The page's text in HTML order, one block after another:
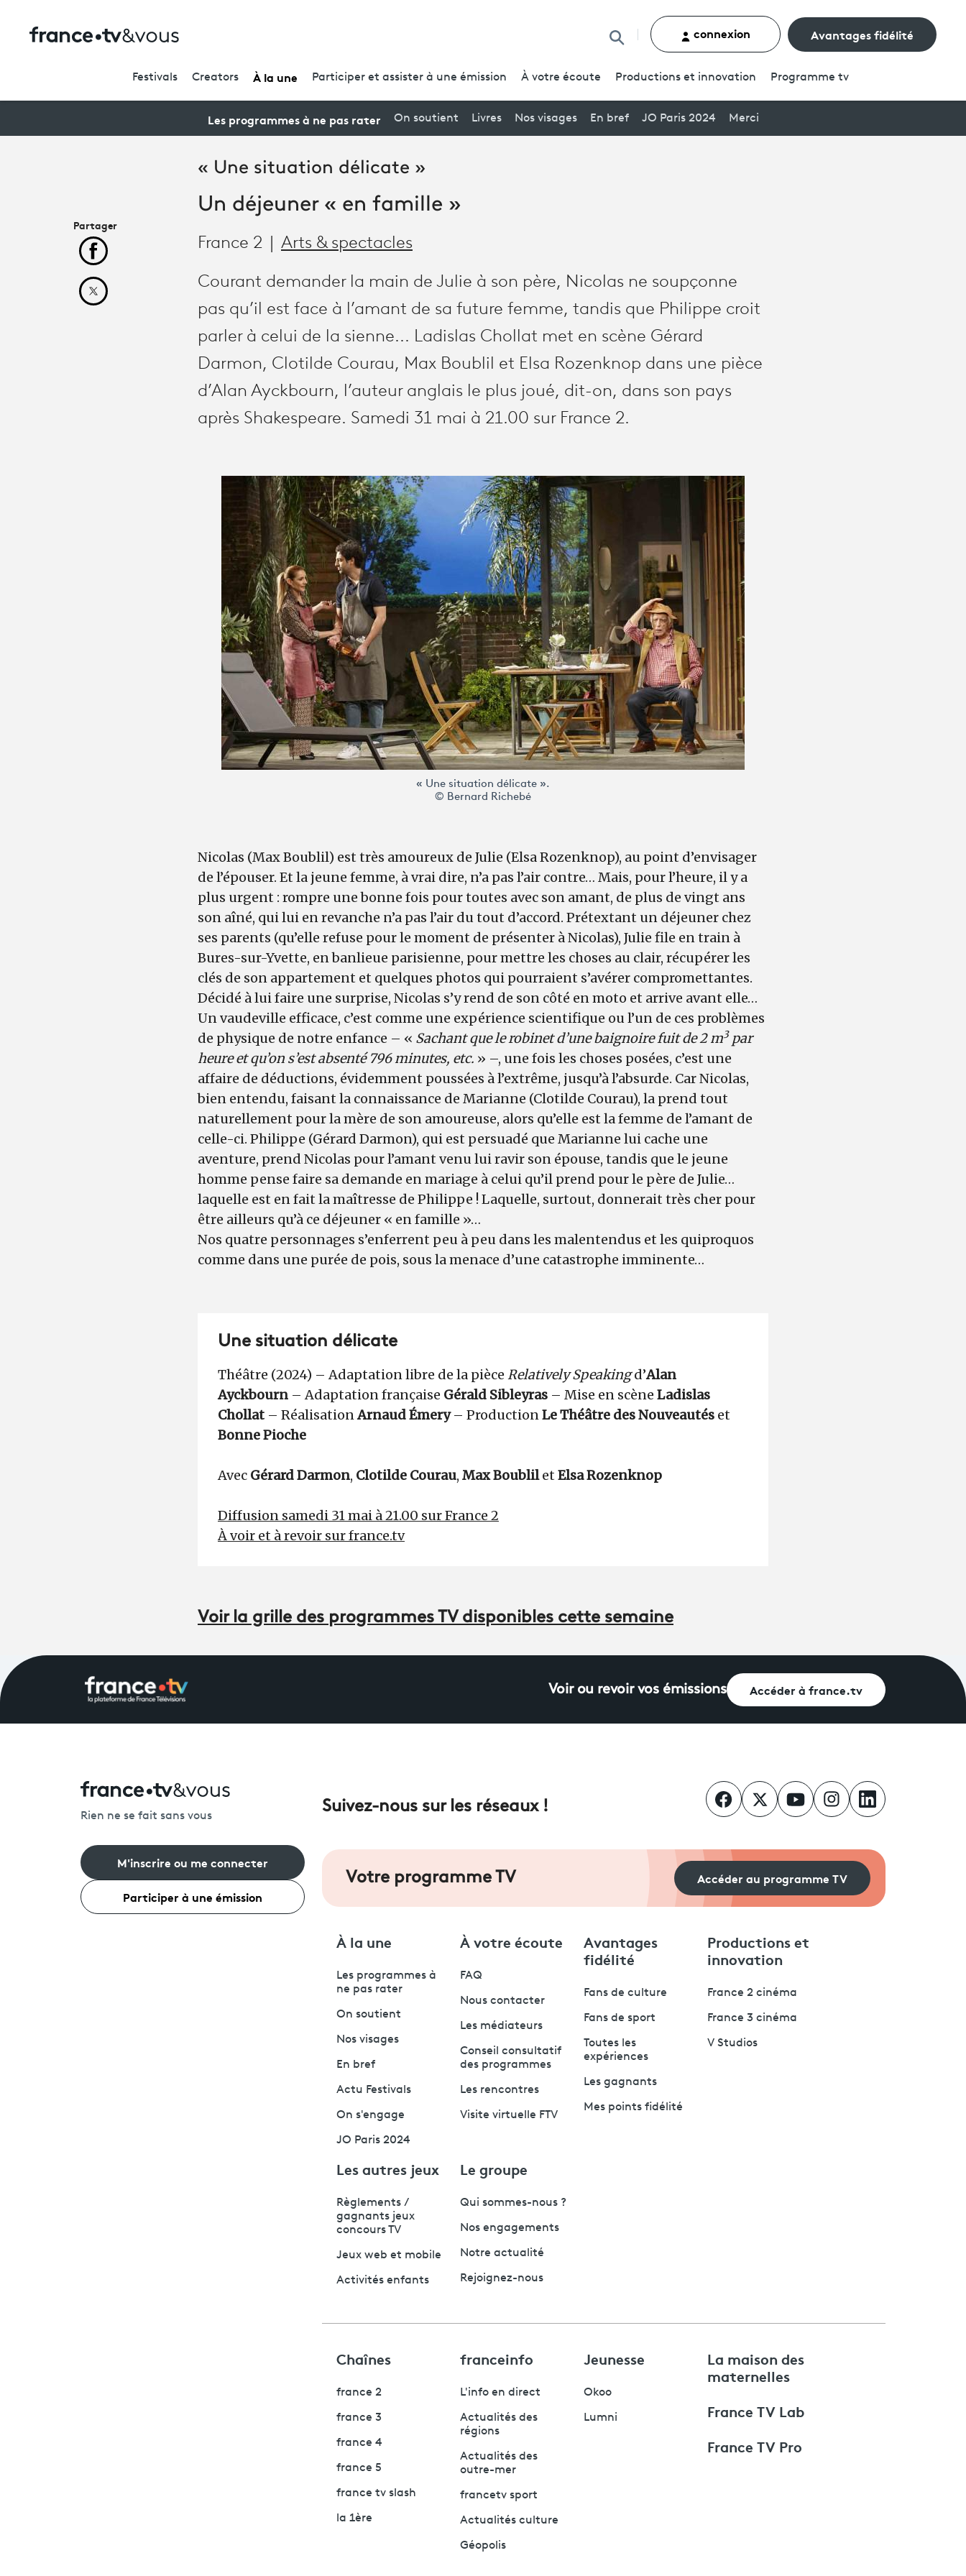
Rechercher un contenu
connexion Avantages fidélité
Festivals Creators À la une Participer et assister à une émission À votre écoute Productions et innovation Programme tv
Les programmes à ne pas rater On soutient Livres Nos visages En bref JO Paris 2024 Merci
« Une situation délicate »
Un déjeuner « en famille »
France 2 Arts & spectacles
Courant demander la main de Julie à son père, Nicolas ne soupçonne
pas qu’il est face à l’amant de sa future femme, tandis que Philippe croit
parler à celui de la sienne... Ladislas Chollat met en scène Gérard
Darmon, Clotilde Courau, Max Boublil et Elsa Rozenknop dans une pièce
d’Alan Ayckbourn, l’auteur anglais le plus joué, dit-on, dans son pays
après Shakespeare. Samedi 31 mai à 21.00 sur France 2.
« Une situation délicate ».
© Bernard Richebé
Nicolas (Max Boublil) est très amoureux de Julie (Elsa Rozenknop), au point d’envisager
de l’épouser. Et la jeune femme, à vrai dire, n’a pas l’air contre… Mais, pour l’heure, il y a
plus urgent : rompre une bonne fois pour toutes avec son amant, de plus de vingt ans
son aîné, qui lui en revanche n’a pas l’air du tout d’accord. Prétextant un déjeuner chez
ses parents (qu’elle refuse pour le moment de présenter à Nicolas), Julie file en train à
Bures-sur-Yvette, en banlieue parisienne, pour mettre les choses au clair, récupérer les
clés de son appartement et quelques photos qui pourraient s’avérer compromettantes.
Décidé à lui faire une surprise, Nicolas s’y rend de son côté en moto et arrive avant elle…
Un vaudeville efficace, c’est comme une expérience scientifique ou l’un de ces problèmes
de physique de notre enfance – « Sachant que le robinet d’une baignoire fuit de 2 m3par
heure et qu’on s’est absenté 796 minutes, etc. » –, une fois les choses posées, c’est une
affaire de déductions, évidemment poussées à l’extrême, jusqu’à l’absurde. Car Nicolas,
bien entendu, faisant la connaissance de Marianne (Clotilde Courau), la prend tout
naturellement pour la mère de son amoureuse, alors qu’elle est la femme de l’amant de
celle-ci. Philippe (Gérard Darmon), qui est persuadé que Marianne lui cache une
aventure, prend Nicolas pour l’amant venu lui ravir son épouse, tandis que le jeune
homme pense faire sa demande en mariage à celui qu’il prend pour le père de Julie…
laquelle est en fait la maîtresse de Philippe ! Laquelle, surtout, donnerait très cher pour
être ailleurs qu’à ce déjeuner « en famille »…
Nos quatre personnages s’enferrent peu à peu dans les malentendus et les quiproquos
comme dans une purée de pois, sous la menace d’une catastrophe imminente…
Une situation délicate
Théâtre (2024) – Adaptation libre de la pièce Relatively Speakingd’Alan
Ayckbourn – Adaptation française Gérald Sibleyras – Mise en scène Ladislas
Chollat – RéalisationArnaud Émery– ProductionLe Théâtre des Nouveautés et
Bonne Pioche
Avec Gérard Darmon, Clotilde Courau, Max Boublilet Elsa Rozenknop
Diffusion samedi 31 mai à 21.00 sur France 2
À voir et à revoir sur france.tv
Voir la grille des programmes TV disponibles cette semaine
Partager
Partager cet article sur Facebook
Partager cet article sur X
Voir ou revoir vos émissions Accéder à france.tv
Rien ne se fait sans vous
M'inscrire ou me connecter
Participer à une émission
Suivez-nous sur les réseaux !
Votre programme TV Accéder au programme TV
À la une
Les programmes à
ne pas rater
On soutient
Nos visages
En bref
Actu Festivals
On s'engage
JO Paris 2024
À votre écoute
FAQ
Nous contacter
Les médiateurs
Conseil consultatif
des programmes
Les rencontres
Visite virtuelle FTV
Avantages
fidélité
Fans de culture
Fans de sport
Toutes les
expériences
Les gagnants
Mes points fidélité
Productions et
innovation
France 2 cinéma
France 3 cinéma
V Studios
Les autres jeux
Règlements /
gagnants jeux
concours TV
Jeux web et mobile
Activités enfants
Le groupe
Qui sommes-nous ?
Nos engagements
Notre actualité
Rejoignez-nous
Chaînes
france 2
france 3
france 4
france 5
france tv slash
la 1ère
franceinfo
L'info en direct
Actualités des
régions
Actualités des
outre-mer
francetv sport
Actualités culture
Géopolis
Jeunesse
Okoo
Lumni
La maison des
maternelles
France TV Lab
France TV Pro